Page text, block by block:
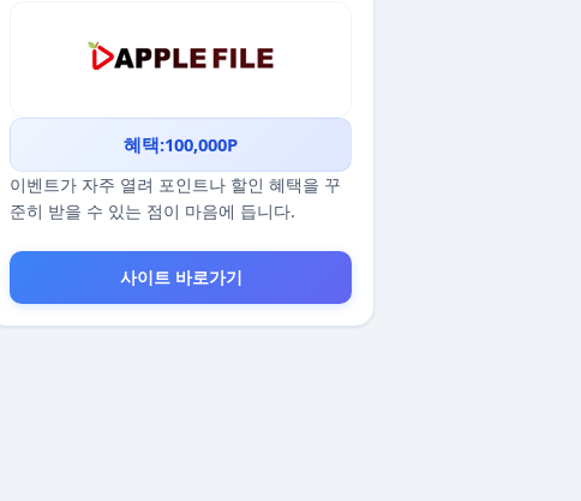
혜택:100,000P
이벤트가 자주 열려 포인트나 할인 혜택을 꾸
준히 받을 수 있는 점이 마음에 듭니다.
사이트 바로가기